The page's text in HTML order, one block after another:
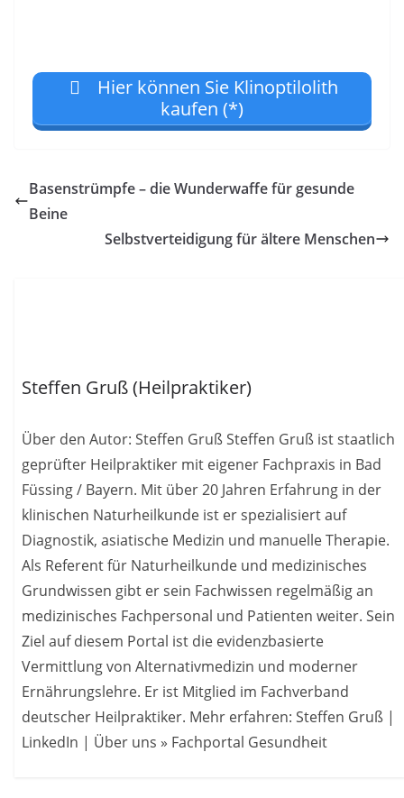
Hier können Sie Klinoptilolith
kaufen (*)
Basenstrümpfe – die Wunderwaffe für gesunde
Beine
Selbstverteidigung für ältere Menschen
Steffen Gruß (Heilpraktiker)
Über den Autor: Steffen Gruß Steffen Gruß ist staatlich
geprüfter Heilpraktiker mit eigener Fachpraxis in Bad
Füssing / Bayern. Mit über 20 Jahren Erfahrung in der
klinischen Naturheilkunde ist er spezialisiert auf
Diagnostik, asiatische Medizin und manuelle Therapie.
Als Referent für Naturheilkunde und medizinisches
Grundwissen gibt er sein Fachwissen regelmäßig an
medizinisches Fachpersonal und Patienten weiter. Sein
Ziel auf diesem Portal ist die evidenzbasierte
Vermittlung von Alternativmedizin und moderner
Ernährungslehre. Er ist Mitglied im Fachverband
deutscher Heilpraktiker. Mehr erfahren: Steffen Gruß |
LinkedIn | Über uns » Fachportal Gesundheit